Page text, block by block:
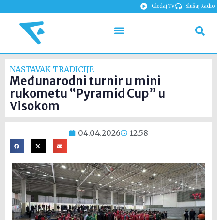
Gledaj TV Slušaj Radio
NASTAVAK TRADICIJE
Međunarodni turnir u mini
rukometu “Pyramid Cup” u
Visokom
04.04.2026 12:58